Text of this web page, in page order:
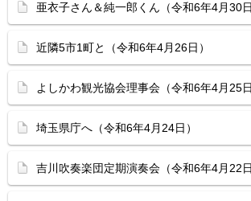
亜衣子さん＆純一郎くん（令和6年4月30日
近隣5市1町と（令和6年4月26日）
よしかわ観光協会理事会（令和6年4月25日
埼玉県庁へ（令和6年4月24日）
吉川吹奏楽団定期演奏会（令和6年4月22日